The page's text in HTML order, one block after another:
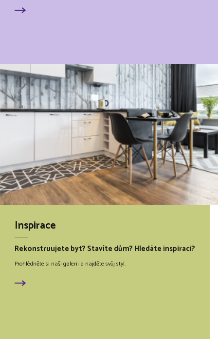
Inspirace
Rekonstruujete byt? Stavíte dům? Hledáte inspiraci?
Prohlédněte si naši galerii a najděte svůj styl.